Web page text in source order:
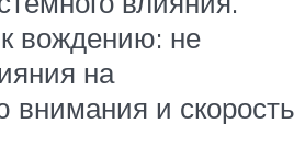
вождению: не
на
внимания и скорость